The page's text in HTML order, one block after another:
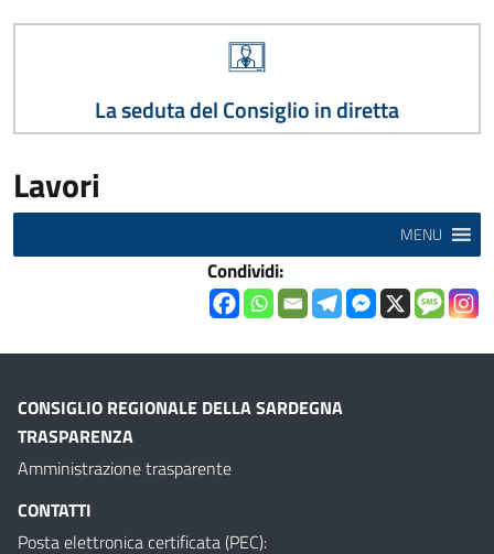
La seduta del Consiglio in diretta
Lavori
MENU
Condividi:
CONSIGLIO REGIONALE DELLA SARDEGNA
TRASPARENZA
Amministrazione trasparente
CONTATTI
Posta elettronica certificata (PEC):